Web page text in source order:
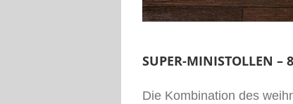
SUPER-MINISTOLLEN –
Die Kombination des